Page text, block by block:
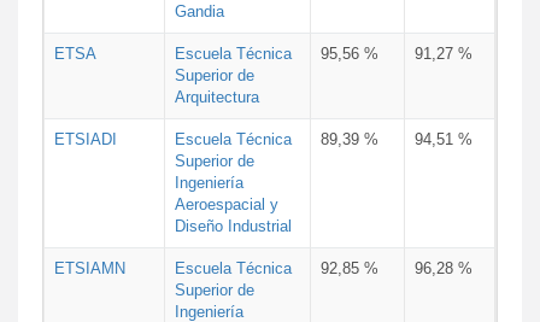
Gandia
ETSA
Escuela Técnica
Superior de
Arquitectura
95,56 % 91,27 %
ETSIADI
Escuela Técnica
Superior de
Ingeniería
Aeroespacial y
Diseño Industrial
89,39 % 94,51 %
ETSIAMN
Escuela Técnica
Superior de
Ingeniería
92,85 % 96,28 %